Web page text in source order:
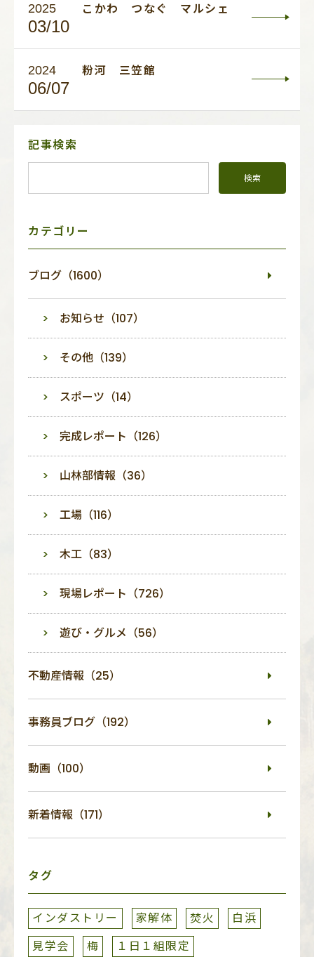
2025
03/10
こかわ つなぐ マルシェ
2024
06/07
粉河 三笠館
サ
ニ
記事検索
カテゴリー
ブログ（1600）
お知らせ（107）
その他（139）
スポーツ（14）
完成レポート（126）
山林部情報（36）
工場（116）
木工（83）
現場レポート（726）
遊び・グルメ（56）
不動産情報（25）
事務員ブログ（192）
動画（100）
新着情報（171）
タグ
インダストリー 家解体 焚火
白浜
見学会
梅
１日１組限定